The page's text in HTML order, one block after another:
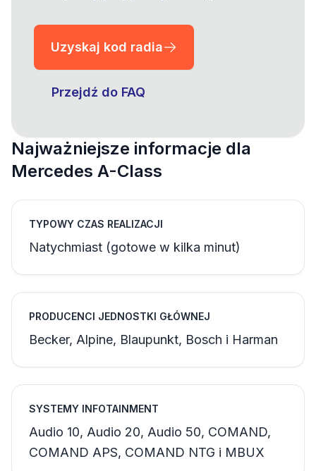
Uzyskaj kod radia
Przejdź do FAQ
Najważniejsze informacje dla
Mercedes A-Class
TYPOWY CZAS REALIZACJI
Natychmiast (gotowe w kilka minut)
PRODUCENCI JEDNOSTKI GŁÓWNEJ
Becker, Alpine, Blaupunkt, Bosch i Harman
SYSTEMY INFOTAINMENT
Audio 10, Audio 20, Audio 50, COMAND,
COMAND APS, COMAND NTG i MBUX